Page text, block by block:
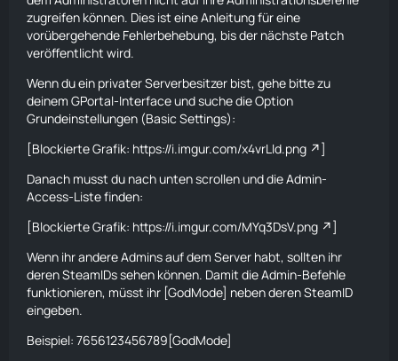
zugreifen können. Dies ist eine Anleitung für eine
vorübergehende Fehlerbehebung, bis der nächste Patch
veröffentlicht wird.
Wenn du ein privater Serverbesitzer bist, gehe bitte zu
deinem GPortal-Interface und suche die Option
Grundeinstellungen (Basic Settings):
[Blockierte Grafik: https://i.imgur.com/x4vrLId.png
]
Danach musst du nach unten scrollen und die Admin-
Access-Liste finden:
[Blockierte Grafik: https://i.imgur.com/MYq3DsV.png
]
Wenn ihr andere Admins auf dem Server habt, sollten ihr
deren SteamIDs sehen können. Damit dieAdmin-Befehle
funktionieren, müsst ihr [GodMode] neben deren SteamID
eingeben.
Beispiel: 7656123456789[GodMode]